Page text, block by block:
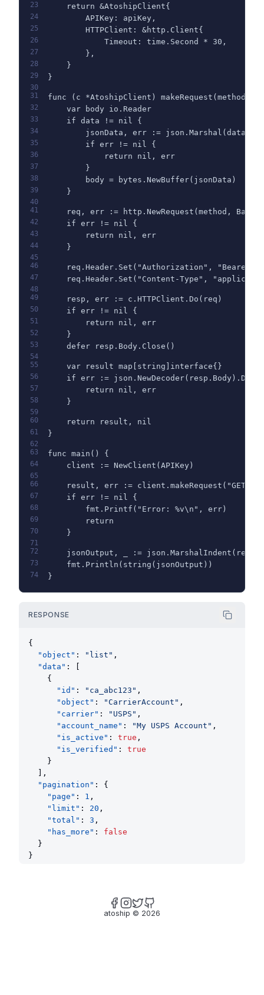
23
    return &AtoshipClient{
24
        APIKey: apiKey,
25
        HTTPClient: &http.Client{
26
            Timeout: time.Second * 30,
27
        },
28
    }
29 }
30
31
func (c *AtoshipClient)
32
    var body io.Reader
33
    if data != nil {
34
        jsonData, err := json.Marshal(data)
35
        if err != nil {
36
            return nil, err
37
        }
38
        body = bytes.NewBuffer(jsonData)
39
    }
40
41
req, err := http.NewRequest(method,
42
    if err != nil {
43
        return nil, err
44
    }
45
46
req.Header.Set("Authorization", "Bearer
47
req.Header.Set("Content-Type",
48
49
    resp, err := c.HTTPClient.Do(req)
50
    if err != nil {
51
        return nil, err
52
    }
53
    defer resp.Body.Close()
54
55
    var result map[string]interface{}
56
if err :=
57
        return nil, err
58
    }
59
60
    return result, nil
61 }
62
63
func main() {
64
    client := NewClient(APIKey)
65
66
result, err := client.makeRequest("GET",
67
    if err != nil {
68
        fmt.Printf("Error: %v\n", err)
69
        return
70
    }
71
72
jsonOutput, _ :=
73
    fmt.Println(string(jsonOutput))
74 }
RESPONSE
{
"object" : "list" ,
"data" : [
    {
"id" : "ca_abc123" ,
"object" : "CarrierAccount" ,
"carrier" : "USPS" ,
"account_name" : "My USPS Account" ,
"is_active" : true ,
"is_verified" : true
    }
  ],
"pagination" : {
"page" : 1 ,
"limit" : 20 ,
"total" : 3 ,
"has_more" : false
  }
}
atoship © 2026